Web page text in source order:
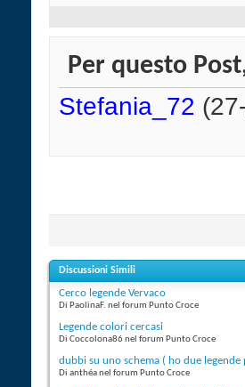
Per questo
Stefania_72
Discussioni Simili
Cerco legende Vervaco
Di PaolinaF. nel forum Punto Croce
Legende colori cercasi
Di Coccolona86 nel forum Punto Croce
dubbi su uno schema ( ho due
Di anthéa nel forum Punto Croce